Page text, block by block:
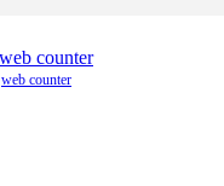
web counter